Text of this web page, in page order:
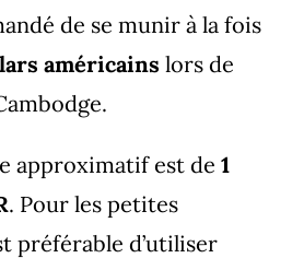
de se munir à la fois
américains lors de
approximatif est de 1
. Pour les petites
préférable d’utiliser